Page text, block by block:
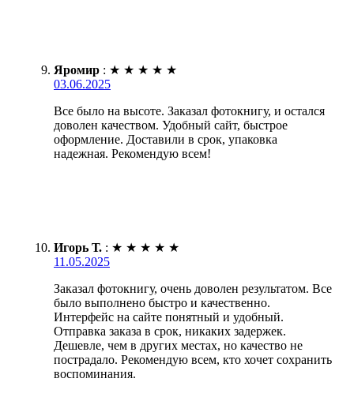
Яромир : ★ ★ ★ ★ ★
03.06.2025
Все было на высоте. Заказал фотокнигу, и остался
доволен качеством. Удобный сайт, быстрое
оформление. Доставили в срок, упаковка
надежная. Рекомендую всем!
Игорь Т. : ★ ★ ★ ★ ★
11.05.2025
Заказал фотокнигу, очень доволен результатом. Все
было выполнено быстро и качественно.
Интерфейс на сайте понятный и удобный.
Отправка заказа в срок, никаких задержек.
Дешевле, чем в других местах, но качество не
пострадало. Рекомендую всем, кто хочет сохранить
воспоминания.